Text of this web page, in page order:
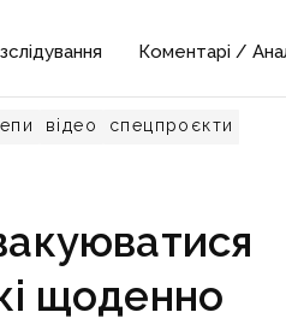
Коментарі /
відео спецпроєкти
щоденно